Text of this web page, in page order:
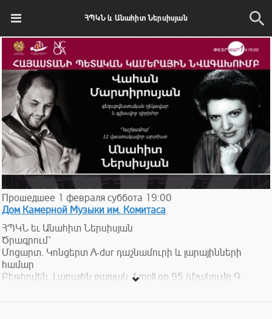
ՀՊԿՆ և Անահիտ Ներսիսյան
Прошедшее 1 февраля суббота 19:00
Дом Камерной Музыки им. Комитаса
ՀՊԿՆ եւ Անահիտ Ներսիսյան
Ծրագրում՝
Մոցարտ. Կոնցերտ A-dur դաշնամուրի և լարայինների
համար
Բեթհովեն. Լարային քառյակ, f moll op 95 /մշակումը Գ.